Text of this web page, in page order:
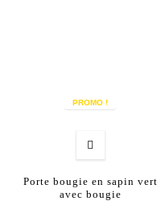
PROMO !
Porte bougie en sapin vert
avec bougie